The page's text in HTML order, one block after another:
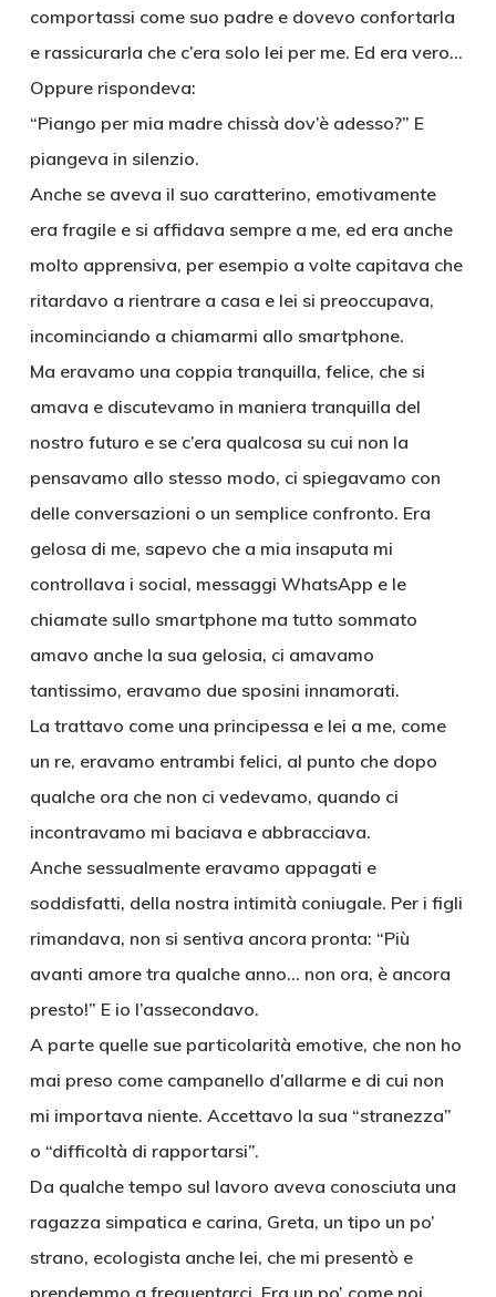
comportassi come suo padre e dovevo confortarla
e rassicurarla che c’era solo lei per me. Ed era vero…
Oppure rispondeva:
“Piango per mia madre chissà dov’è adesso?” E
piangeva in silenzio.
Anche se aveva il suo caratterino, emotivamente
era fragile e si affidava sempre a me, ed era anche
molto apprensiva, per esempio a volte capitava che
ritardavo a rientrare a casa e lei si preoccupava,
incominciando a chiamarmi allo smartphone.
Ma eravamo una coppia tranquilla, felice, che si
amava e discutevamo in maniera tranquilla del
nostro futuro e se c’era qualcosa su cui non la
pensavamo allo stesso modo, ci spiegavamo con
delle conversazioni o un semplice confronto. Era
gelosa di me, sapevo che a mia insaputa mi
controllava i social, messaggi WhatsApp e le
chiamate sullo smartphone ma tutto sommato
amavo anche la sua gelosia, ci amavamo
tantissimo, eravamo due sposini innamorati.
La trattavo come una principessa e lei a me, come
un re, eravamo entrambi felici, al punto che dopo
qualche ora che non ci vedevamo, quando ci
incontravamo mi baciava e abbracciava.
Anche sessualmente eravamo appagati e
soddisfatti, della nostra intimità coniugale. Per i figli
rimandava, non si sentiva ancora pronta: “Più
avanti amore tra qualche anno… non ora, è ancora
presto!” E io l’assecondavo.
A parte quelle sue particolarità emotive, che non ho
mai preso come campanello d’allarme e di cui non
mi importava niente. Accettavo la sua “stranezza”
o “difficoltà di rapportarsi”.
Da qualche tempo sul lavoro aveva conosciuta una
ragazza simpatica e carina, Greta, un tipo un po’
strano, ecologista anche lei, che mi presentò e
prendemmo a frequentarci. Era un po’ come noi